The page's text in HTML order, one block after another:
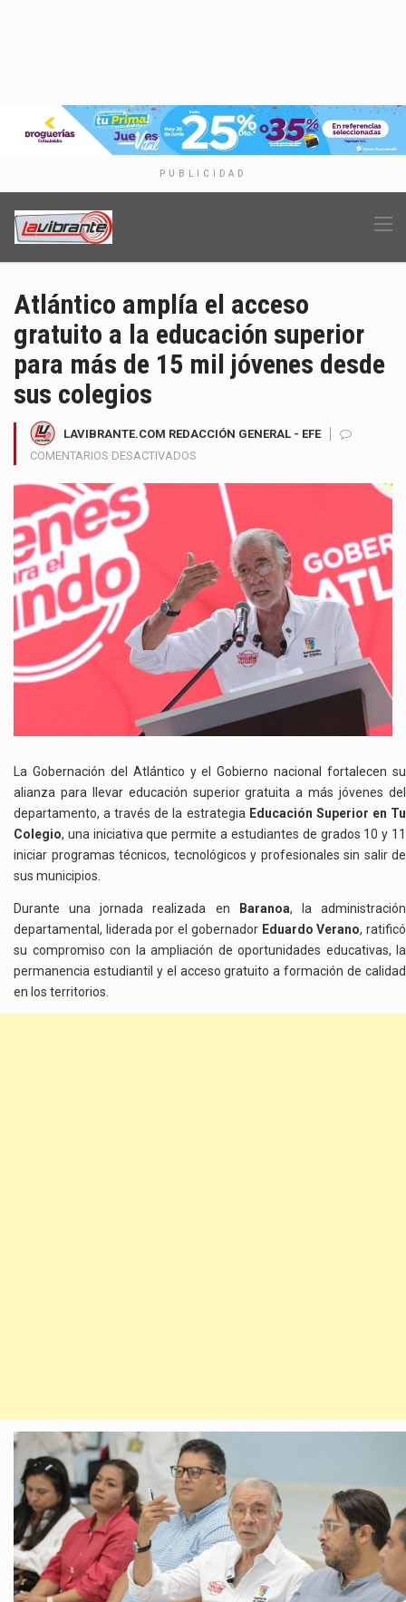
PUBLICIDAD
Atlántico amplía el acceso
gratuito a la educación superior
para más de 15 mil jóvenes desde
sus colegios
LAVIBRANTE.COM REDACCIÓN GENERAL - EFE
COMENTARIOS DESACTIVADOS
AMPLÍA
ACCESO
GRATUITO
A
LA
EDUCACIÓN
SUPERIOR
PARA
MÁS
DE
15
JÓVENES
SUS
COLEGIOS
La Gobernación del Atlántico y el Gobierno nacional fortalecen su
alianza para llevar educación superior gratuita a más jóvenes del
departamento, a través de la estrategia Educación Superior en Tu
Colegio, una iniciativa que permite a estudiantes de grados 10 y 11
iniciar programas técnicos, tecnológicos y profesionales sin salir de
sus municipios.
Durante una jornada realizada en Baranoa, la administración
departamental, liderada por el gobernador Eduardo Verano, ratificó
su compromiso con la ampliación de oportunidades educativas, la
permanencia estudiantil y el acceso gratuito a formación de calidad
en los territorios.